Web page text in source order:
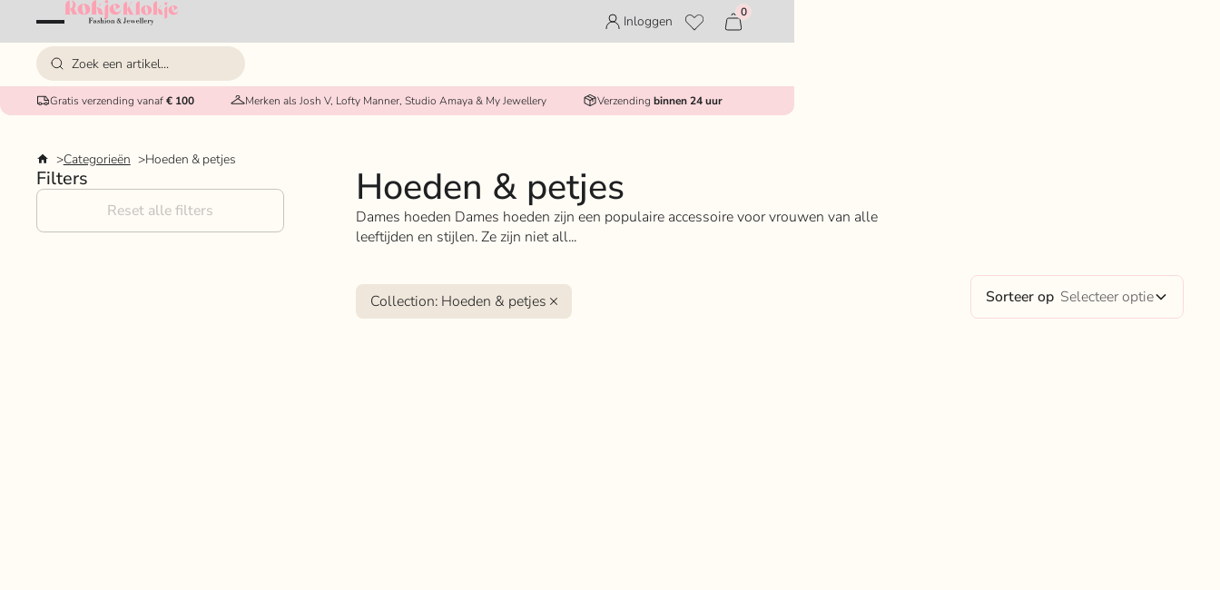
Inloggen
0
Gratis verzending vanaf€ 100 Merken als Josh V, Lofty Manner, Studio Amaya & My Jewellery Verzending binnen 24 uur
Categorieën Hoeden & petjes
Hoeden & petjes
Dames hoeden Dames hoeden zijn een populaire accessoire voor vrouwen van alle
leeftijden en stijlen. Ze zijn niet all...
Filters
Reset alle filters
Sorteer op Selecteer optie
Collection: Hoeden & petjes